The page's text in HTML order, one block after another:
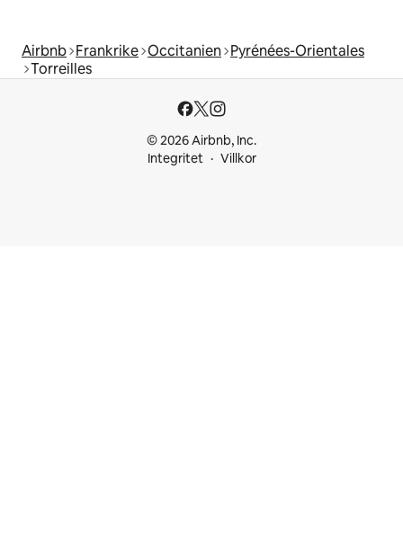
Airbnb Frankrike Occitanien Pyrénées-Orientales
Torreilles
© 2026 Airbnb, Inc.
Integritet
Villkor